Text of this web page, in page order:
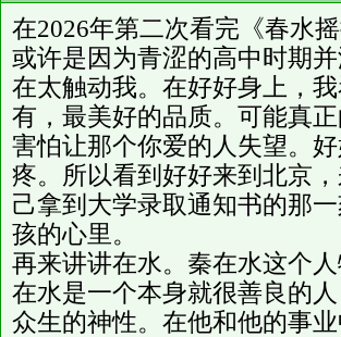
在2026年第二次看完《春水
或许是因为青涩的高中时期
在太触动我。在好好身上，
有，最美好的品质。可能真
害怕让那个你爱的人失望。
疼。所以看到好好来到北京
己拿到大学录取通知书的那
孩的心里。
再来讲讲在水。秦在水这个
在水是一个本身就很善良的
众生的神性。在他和他的事